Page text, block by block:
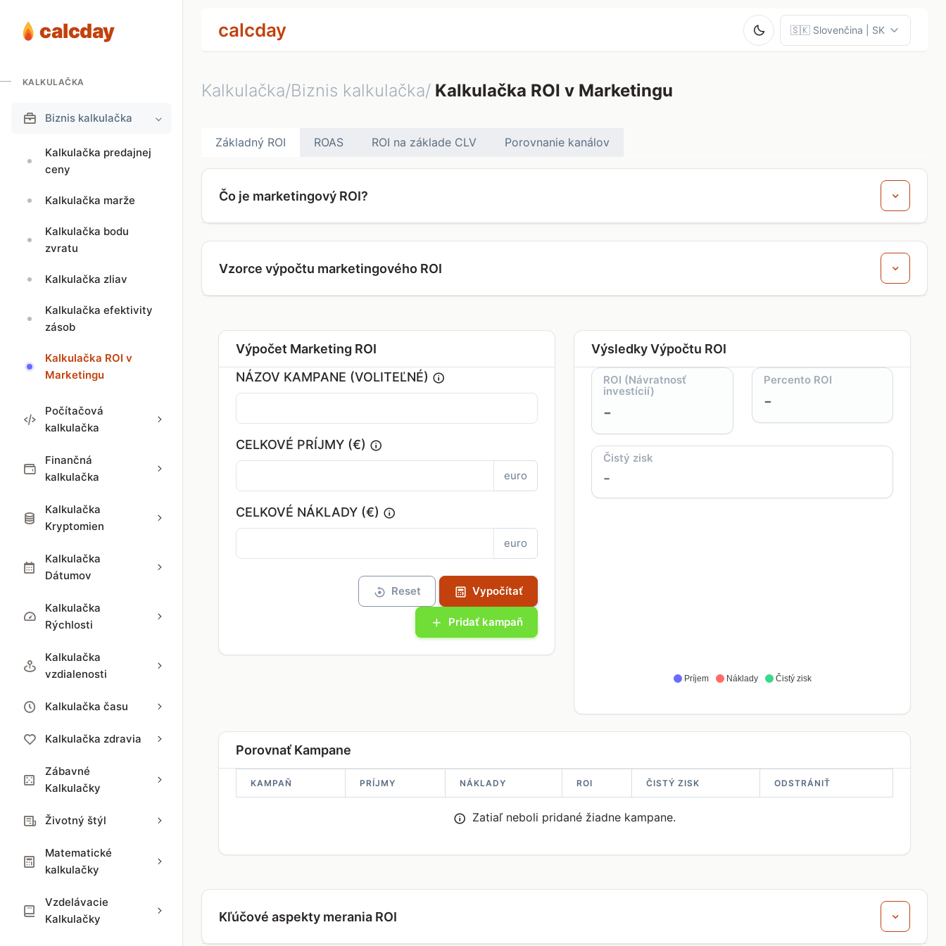
calcday
KALKULAČKA
Biznis kalkulačka
Kalkulačka predajnej
ceny
Kalkulačka marže
Kalkulačka bodu
zvratu
Kalkulačka zliav
Kalkulačka efektivity
zásob
Kalkulačka ROI v
Marketingu
Počítačová
kalkulačka
Finančná
kalkulačka
Kalkulačka
Kryptomien
Kalkulačka
Dátumov
Kalkulačka
Rýchlosti
Kalkulačka
vzdialenosti
Kalkulačka času
Kalkulačka zdravia
Zábavné
Kalkulačky
Životný štýl
Matematické
kalkulačky
Vzdelávacie
Kalkulačky
calcday
Kalkulačka/Biznis kalkulačka/ Kalkulačka ROI v Marketingu
Základný ROI ROAS ROI na základe CLV Porovnanie kanálov
Čo je marketingový ROI?
Vzorce výpočtu marketingového ROI
Výpočet Marketing ROI
NÁZOV KAMPANE (VOLITEĽNÉ)
CELKOVÉ PRÍJMY (€)
euro
CELKOVÉ NÁKLADY (€)
euro
Reset Vypočítať
Pridať kampaň
Výsledky Výpočtu ROI
ROI (Návratnosť
investícií)
-
Percento ROI
-
Čistý zisk
-
Príjem Náklady Čistý zisk
Porovnať Kampane
KAMPAŇ PRÍJMY NÁKLADY ROI ČISTÝ ZISK ODSTRÁNIŤ
Zatiaľ neboli pridané žiadne kampane.
Kľúčové aspekty merania ROI